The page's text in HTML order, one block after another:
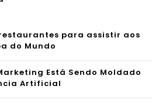
para assistir aos
do Mundo
Está Sendo Moldado
Artificial